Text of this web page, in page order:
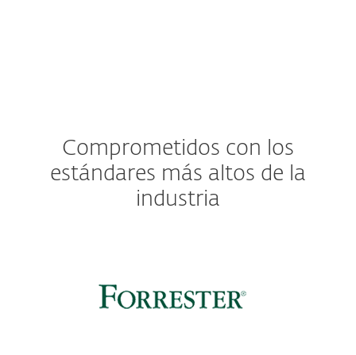
Comprometidos con los
estándares más altos de la
industria